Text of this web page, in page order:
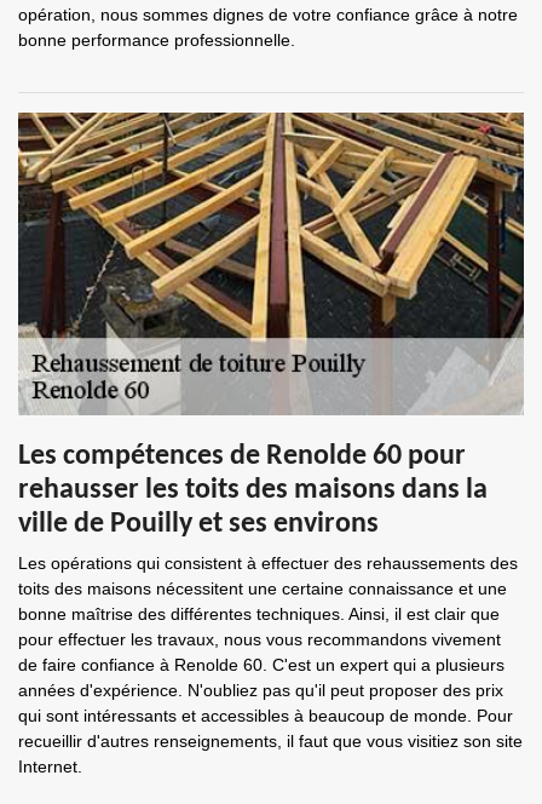
opération, nous sommes dignes de votre confiance grâce à notre
bonne performance professionnelle.
Les compétences de Renolde 60 pour
rehausser les toits des maisons dans la
ville de Pouilly et ses environs
Les opérations qui consistent à effectuer des rehaussements des
toits des maisons nécessitent une certaine connaissance et une
bonne maîtrise des différentes techniques. Ainsi, il est clair que
pour effectuer les travaux, nous vous recommandons vivement
de faire confiance à Renolde 60. C'est un expert qui a plusieurs
années d'expérience. N'oubliez pas qu'il peut proposer des prix
qui sont intéressants et accessibles à beaucoup de monde. Pour
recueillir d'autres renseignements, il faut que vous visitiez son site
Internet.